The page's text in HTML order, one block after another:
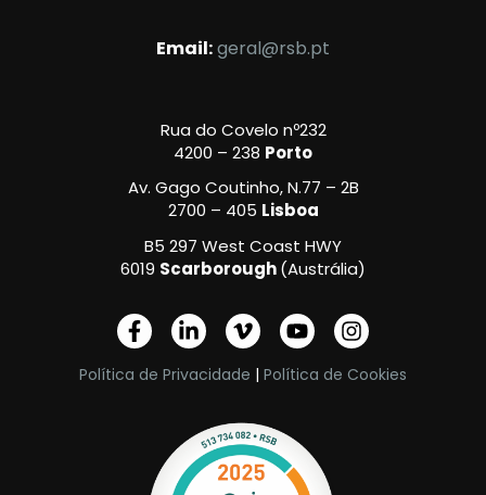
Email:geral@rsb.pt
Rua do Covelo nº232
4200 – 238 Porto
Av. Gago Coutinho, N.77 – 2B
2700 – 405 Lisboa
B5 297 West Coast HWY
6019 Scarborough(Austrália)
F
a
c
e
L
i
n
k
d
n
V
i
m
e
-
v
Y
o
u
t
b
e
I
n
s
t
Política de Privacidade | Política de Cookies